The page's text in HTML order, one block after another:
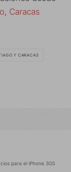
, Caracas
Y CARACAS
para el iPhone 3GS